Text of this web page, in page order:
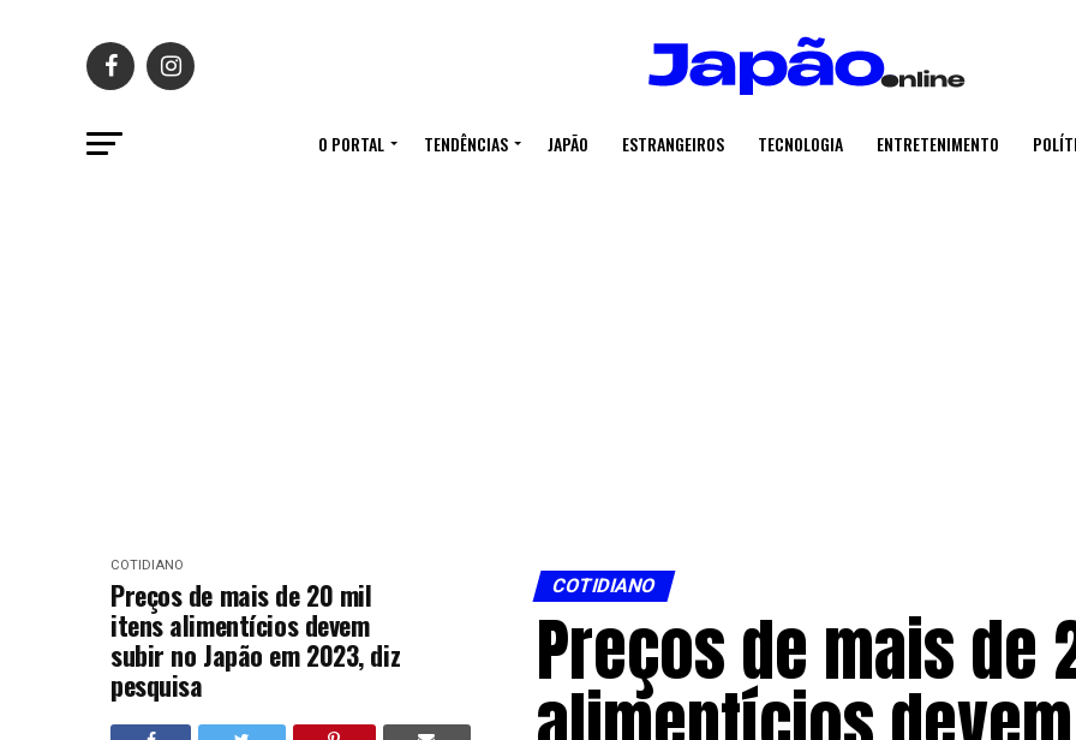
O PORTAL TENDÊNCIAS JAPÃO ESTRANGEIROS TECNOLOGIA ENTRETENIMENTO
COTIDIANO
Preços de mais de 20 mil
itens alimentícios devem
subir no Japão em 2023, diz
pesquisa
COTIDIANO
Preços de mais de